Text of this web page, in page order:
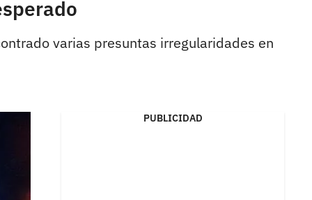
varias presuntas irregularidades en
PUBLICIDAD